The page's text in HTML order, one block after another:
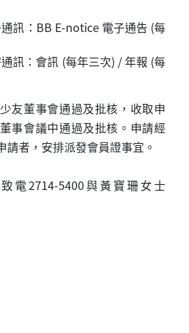
訊：BB E-notice 電子通告 (每
訊：會訊 (每年三次) / 年報 (每
友董事會通過及批核，收取申
事會議中通過及批核。申請經
請者，安排派發會員證事宜。
電2714-5400與黃寶珊女士